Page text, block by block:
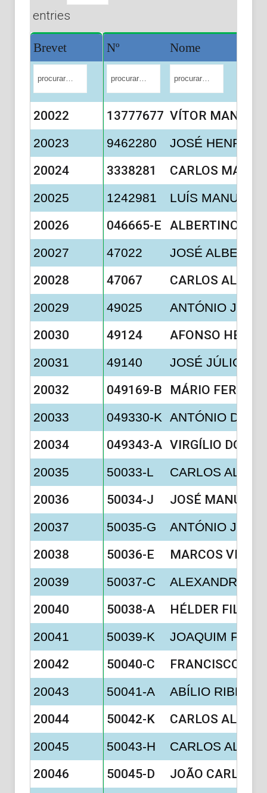
entries
Nº Nome
13777677 VÍTOR MANUEL
9462280 JOSÉ
3338281 CARLOS
1242981 LUÍS MANUEL
046665-E ALBERTINO
47022 JOSÉ
47067 CARLOS
49025 ANTÓNIO
49124 AFONSO
49140 JOSÉ JÚLIO DA
049169-B MÁRIO
049330-K ANTÓNIO
049343-A VIRGÍLIO DOS
50033-L CARLOS
50034-J JOSÉ MANUEL
50035-G ANTÓNIO
50036-E MARCOS
50037-C ALEXANDRE
50038-A HÉLDER FILIPE
50039-K JOAQUIM
50040-C FRANCISCO
50041-A ABÍLIO
50042-K CARLOS
50043-H CARLOS
50045-D JOÃO CARLOS
Brevet
20022
20023
20024
20025
20026
20027
20028
20029
20030
20031
20032
20033
20034
20035
20036
20037
20038
20039
20040
20041
20042
20043
20044
20045
20046